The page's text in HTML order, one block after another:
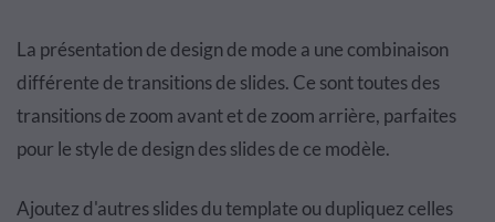
La présentation de design de mode a une combinaison
différente de transitions de slides. Ce sont toutes des
transitions de zoom avant et de zoom arrière, parfaites
pour le style de design des slides de ce modèle.
Ajoutez d'autres slides du template ou dupliquez celles